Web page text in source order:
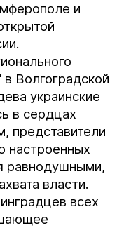
и
Волгоградской
украинские
в сердцах
представители
настроенных
равнодушными,
власти.
всех